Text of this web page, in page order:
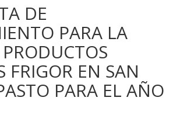
DE
PARA LA
FRIGOR EN SAN
PARA EL AÑO